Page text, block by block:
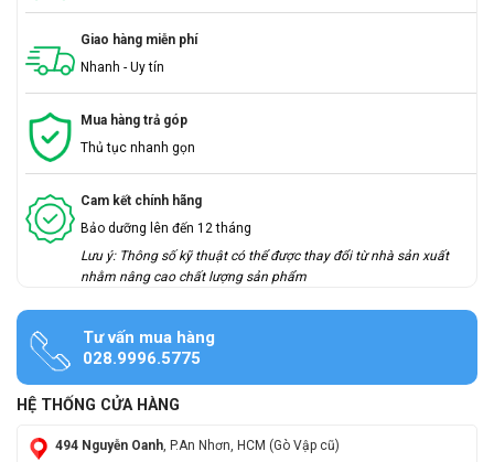
Giao hàng miễn phí
Nhanh - Uy tín
Mua hàng trả góp
Thủ tục nhanh gọn
Cam kết chính hãng
Bảo dưỡng lên đến 12 tháng
Lưu ý: Thông số kỹ thuật có thể được thay đổi từ nhà sản xuất
nhằm nâng cao chất lượng sản phẩm
Tư vấn mua hàng
028.9996.5775
HỆ THỐNG CỬA HÀNG
494 Nguyễn Oanh , P.An Nhơn, HCM (Gò Vập cũ)